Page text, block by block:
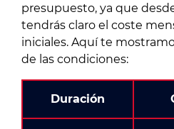
presupuesto, ya que
tendrás claro el coste
iniciales. Aquí te
de las condiciones:
Duración